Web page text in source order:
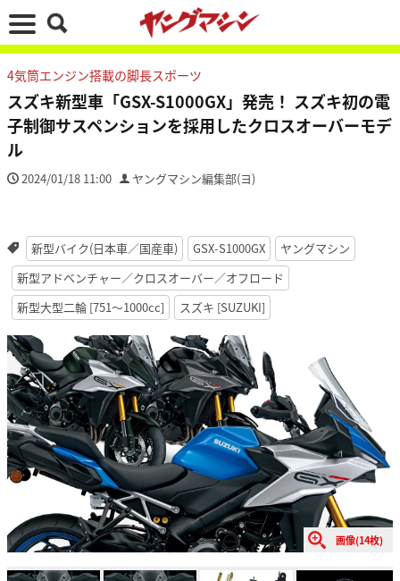
4気筒エンジン搭載の脚長スポーツ
スズキ新型車「GSX-S1000GX」発売！ スズキ初の電
子制御サスペンションを採用したクロスオーバーモデ
ル
2024/01/18 11:00 ヤングマシン編集部(ヨ)
新型バイク(日本車／国産車) GSX-S1000GX
ヤングマシン
新型アドベンチャー／クロスオーバー／オフロード
新型大型二輪 [751〜1000cc]
スズキ [SUZUKI]
画像(14枚)